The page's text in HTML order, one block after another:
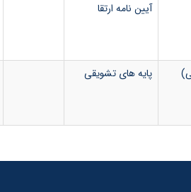
آیین نامه ارتقا
پایه های تشویقی